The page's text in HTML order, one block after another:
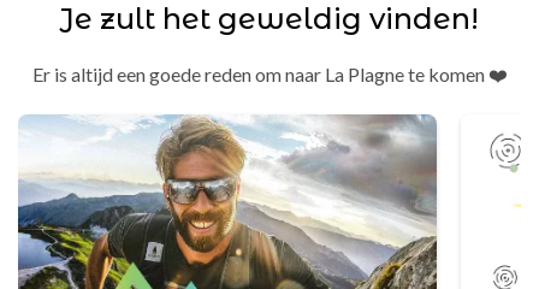
Je zult het geweldig vinden!
Er is altijd een goede reden om naar La Plagne te komen ❤️